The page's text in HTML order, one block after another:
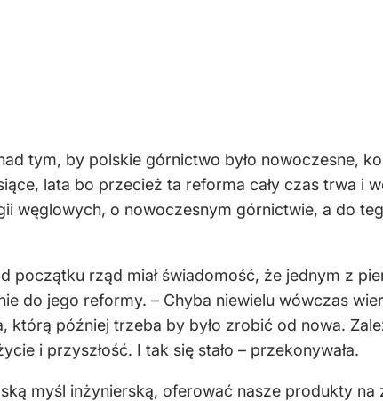
tym, by polskie górnictwo było nowoczesne,
lata bo przecież ta reforma cały czas trwa i
węglowych, o nowoczesnym górnictwie, a do
początku rząd miał świadomość, że jednym z
do jego reformy. – Chyba niewielu wówczas
którą później trzeba by było zrobić od nowa.
i przyszłość. I tak się stało – przekonywała.
myśl inżynierską, oferować nasze produkty